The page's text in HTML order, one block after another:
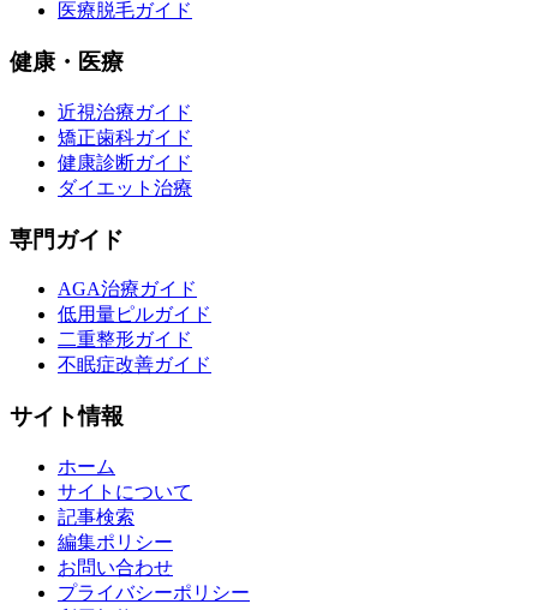
医療脱毛ガイド
健康・医療
近視治療ガイド
矯正歯科ガイド
健康診断ガイド
ダイエット治療
専門ガイド
AGA治療ガイド
低用量ピルガイド
二重整形ガイド
不眠症改善ガイド
サイト情報
ホーム
サイトについて
記事検索
編集ポリシー
お問い合わせ
プライバシーポリシー